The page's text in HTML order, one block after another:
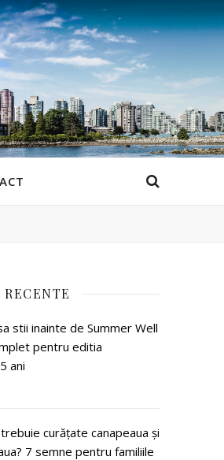
RECENTE
stii inainte de Summer Well
pentru editia
ani
curățate canapeaua și
7 semne pentru familiile